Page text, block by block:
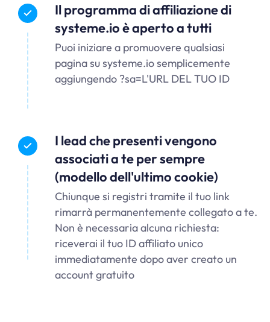
Il programma di affiliazione di
systeme.ioè aperto a tutti
Puoi iniziare a promuovere qualsiasi
pagina susysteme.iosemplicemente
aggiungendo ?sa=L'URL DEL TUO ID
I lead che presenti vengono
associati a te per sempre
(modello dell'ultimo cookie)
Chiunque si registri tramite il tuo link
rimarrà permanentemente collegato a te.
Non è necessaria alcuna richiesta:
riceverai il tuo ID affiliato unico
immediatamente dopo aver creato un
account gratuito